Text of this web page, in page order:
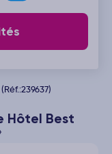
Hôtel Best